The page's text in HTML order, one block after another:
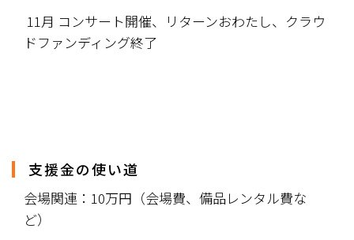
ドファンディング終了
支援金の使い道
会場関連：10万円（会場費、備品レンタル費な
ど）